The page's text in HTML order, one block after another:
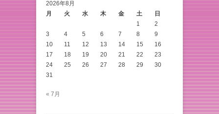
2026年8月
月
火 水 木 金 土
日
1
2
3
4 5 6 7 8
9
10
11 12 13 14 15
16
17
18 19 20 21 22
23
24
25 26 27 28 29
30
31
« 7月